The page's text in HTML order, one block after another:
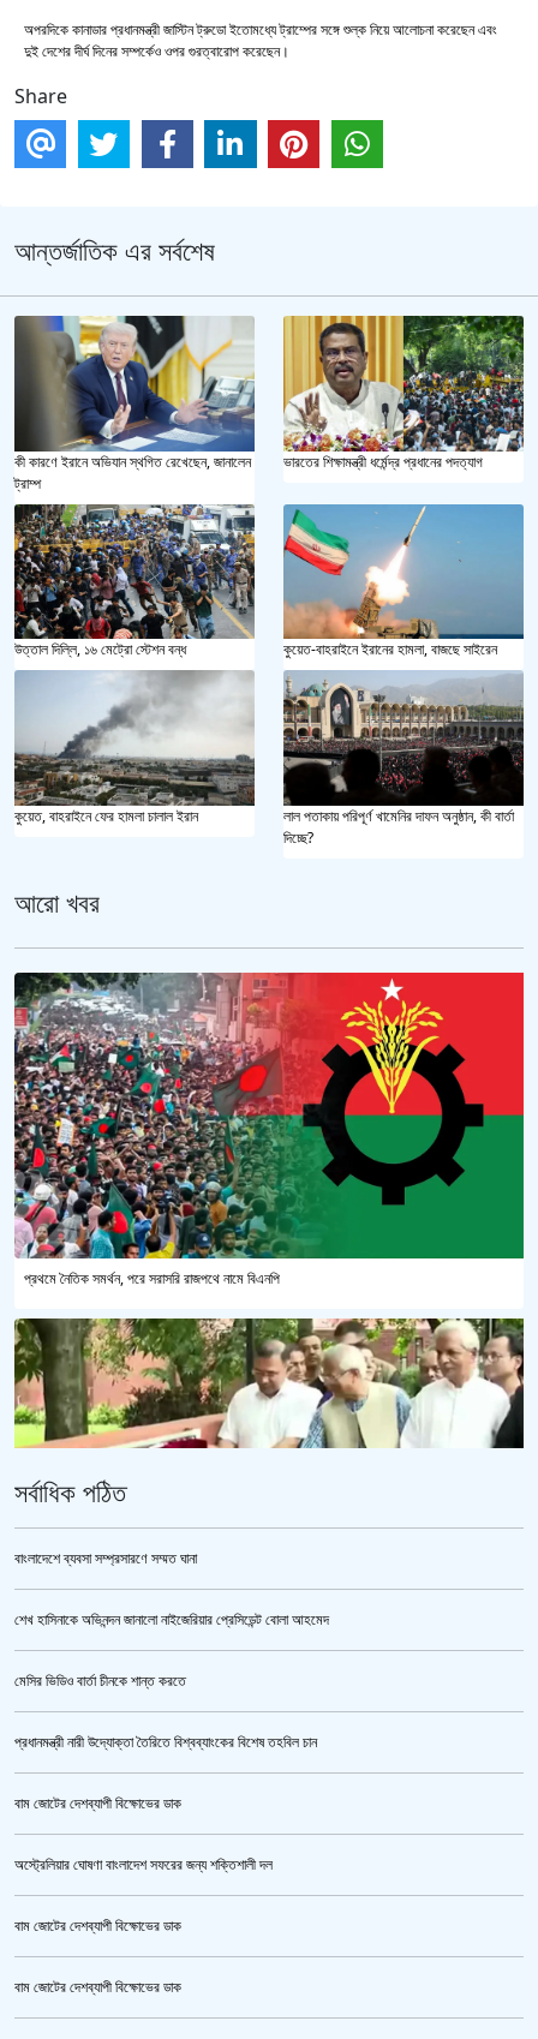
অপরদিকে কানাডার প্রধানমন্ত্রী জাস্টিন ট্রুডো ইতোমধ্যে ট্রাম্পের সঙ্গে শুল্ক নিয়ে আলোচনা করেছেন এবং
দুই দেশের দীর্ঘ দিনের সম্পর্কেও ওপর গুরত্বারোপ করেছেন।
Share
আন্তর্জাতিক এর সর্বশেষ
কী কারণে ইরানে অভিযান স্থগিত রেখেছেন, জানালেন
ট্রাম্প
ভারতের শিক্ষামন্ত্রী ধর্মেন্দ্র প্রধানের পদত্যাগ
উত্তাল দিল্লি, ১৬ মেট্রো স্টেশন বন্ধ কুয়েত-বাহরাইনে ইরানের হামলা, বাজছে সাইরেন
কুয়েত, বাহরাইনে ফের হামলা চালাল ইরান
লাল পতাকায় পরিপূর্ণ খামেনির দাফন অনুষ্ঠান, কী বার্তা
দিচ্ছে?
আরো খবর
প্রথমে নৈতিক সমর্থন, পরে সরাসরি রাজপথে নামে বিএনপি
‘জুলাই গণঅভ্যুত্থান স্মৃতি জাদুঘর’ উদ্বোধন করলেন প্রধানমন্ত্রী
সর্বাধিক পঠিত
বাংলাদেশে ব্যবসা সম্প্রসারণে সম্মত ঘানা
শেখ হাসিনাকে অভিনন্দন জানালো নাইজেরিয়ার প্রেসিডেন্ট বোলা আহমেদ
মেসির ভিডিও বার্তা চীনকে শান্ত করতে
প্রধানমন্ত্রী নারী উদ্যোক্তা তৈরিতে বিশ্বব্যাংকের বিশেষ তহবিল চান
বাম জোটের দেশব্যাপী বিক্ষোভের ডাক
অস্ট্রেলিয়ার ঘোষণা বাংলাদেশ সফরের জন্য শক্তিশালী দল
বাম জোটের দেশব্যাপী বিক্ষোভের ডাক
বাম জোটের দেশব্যাপী বিক্ষোভের ডাক